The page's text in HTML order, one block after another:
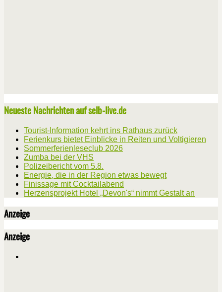
Neueste Nachrichten auf selb-live.de
Tourist-Information kehrt ins Rathaus zurück
Ferienkurs bietet Einblicke in Reiten und Voltigieren
Sommerferienleseclub 2026
Zumba bei der VHS
Polizeibericht vom 5.8.
Energie, die in der Region etwas bewegt
Finissage mit Cocktailabend
Herzensprojekt Hotel „Devon's“ nimmt Gestalt an
Anzeige
Anzeige